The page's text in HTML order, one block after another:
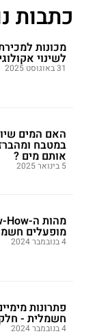
כתבות
מכונות
לשינוי
31 באוגוסט 2025
האם המים
במטבח
אותם מים ?
5 בינואר 2025
מופעלים
4 בנובמבר 2024
פתרונות
חשמלית - חלק
4 בנובמבר 2024